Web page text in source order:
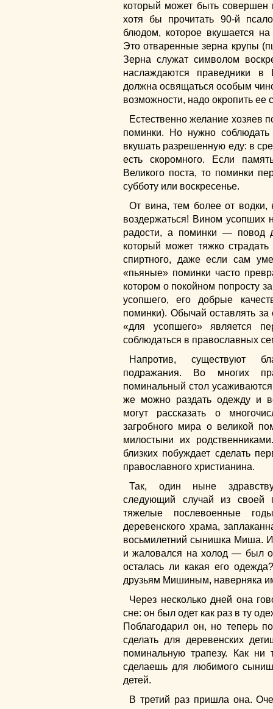
который может быть
хотя бы прочитать 90-й
блюдом, которое вкушается на
Это отваренные зерна крупы
Зерна служат символом
наслаждаются праведники
должна освящаться особым
возможности, надо окропить ее
Естественно желание хозяев
поминки. Но нужно
вкушать разрешенную еду: в
есть скоромного. Если
Великого поста, то поминки
субботу или воскресенье.
От вина, тем более от водки,
воздержаться! Вином
радости, а поминки — повод
который может тяжко
спиртного, даже если сам
«пьяные» поминки часто
котором о покойном попросту
усопшего, его добрые
поминки). Обычай оставлять
«для усопшего» является
соблюдаться в православных
Напротив, существуют
подражания. Во многих
поминальный стол
же можно раздать одежду и
могут рассказать о
загробного мира о великой
милостыни их
близких побуждает сделать
православного христианина.
Так, один ныне
следующий случай из своей
тяжелые послевоенные
деревенского храма,
восьмилетний сынишка Миша.
и жаловался на холод — был
осталась ли какая его
друзьям Мишиным, наверняка
Через несколько дней она
сне: он был одет как раз в ту
Поблагодарил он, но теперь
сделать для деревенских
поминальную трапезу. Как
сделаешь для любимого
детей.
В третий раз пришла она.